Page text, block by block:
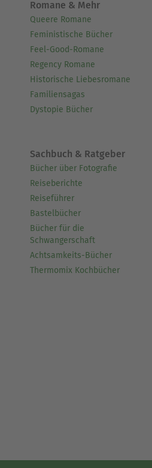
Ausblenden
Romane & Mehr
Queere Romane
Feministische Bücher
Feel-Good-Romane
Regency Romane
Historische Liebesromane
Familiensagas
Dystopie Bücher
Sachbuch & Ratgeber
Bücher über Fotografie
Reiseberichte
Reiseführer
Bastelbücher
Bücher für die
Schwangerschaft
Achtsamkeits-Bücher
Thermomix Kochbücher